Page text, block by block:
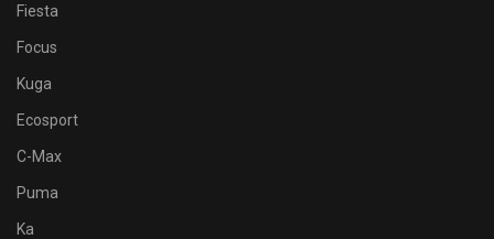
Fiesta
Focus
Kuga
Ecosport
C-Max
Puma
Ka